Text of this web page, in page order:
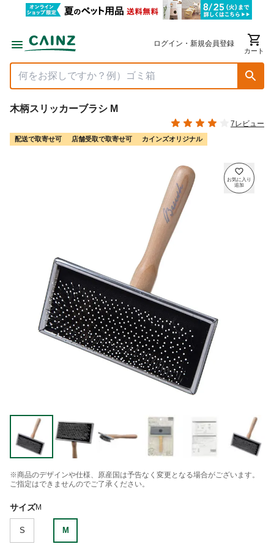
ログイン・新規会員登録
カート
木柄スリッカーブラシ M
7レビュー
配送で取寄せ可 店舗受取で取寄せ可 カインズオリジナル
※商品のデザインや仕様、原産国は予告なく変更となる場合がございます。
ご指定はできませんのでご了承ください。
サイズM
S M